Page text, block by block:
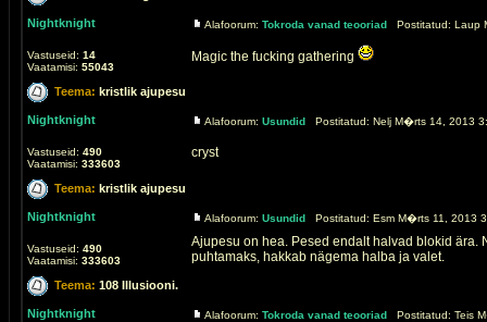
Nightknight
Vastuseid: 14
Vaatamisi: 55043
Alafoorum: Tokroda vanad teooriad Postitatud: Laup
Magic the fucking gathering
Teema: kristlik ajupesu
Nightknight
Vastuseid: 490
Vaatamisi: 333603
Alafoorum: Usundid Postitatud: Nelj M�rts 14, 2013
cryst
Teema: kristlik ajupesu
Nightknight
Vastuseid: 490
Vaatamisi: 333603
Alafoorum: Usundid Postitatud: Esm M�rts 11, 2013
Ajupesu on hea. Pesed endalt halvad blokid ära.
puhtamaks, hakkab nägema halba ja valet.
Teema: 108 Illusiooni.
Nightknight Alafoorum: Tokroda vanad teooriad Postitatud: Teis